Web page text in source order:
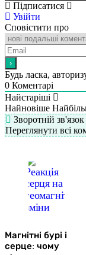
Підписатися
Увійти
Сповістити про
Будь ласка,
0 Коментарі
Найстаріші
Найновіше
Зворотній
Переглянути всі
Магнітні бурі і
серце: чому